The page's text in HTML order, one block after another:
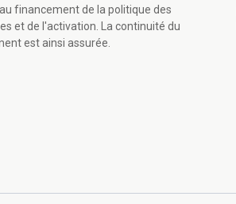
financement de la politique des
et de l'activation. La continuité du
est ainsi assurée.